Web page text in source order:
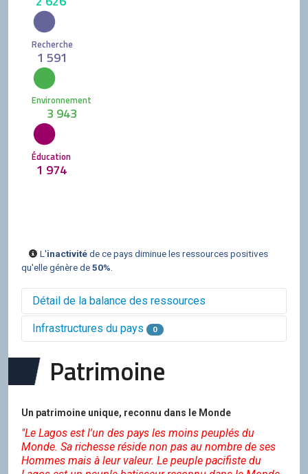
Recherche
1 591
Environnement
3 943
Éducation
1 974
L'inactivitéde ce pays diminue les ressources positives
qu'elle génère de50%
Détail de la balance des ressources
Balance des ressources issues des villes
4 150 630 -60 -210
Balance des ressources issues des
infrastructures du pays
0 0 0 0 0 0 0 0
Balance des ressources issues des
Infrastructures du pays 0
Patrimoine
Un patrimoine unique, reconnu dans le Monde
"Le Lagos est l'un des pays les moins peuplés du
Monde. Sa richesse réside non pas au nombre de ses
Hommes mais à leur valeur. Le peuple pacifiste du